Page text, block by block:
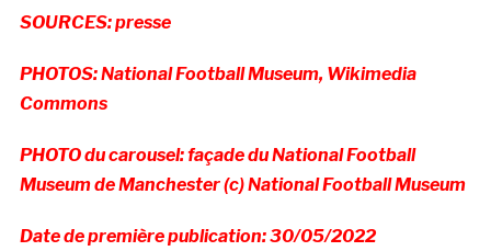
SOURCES: presse
PHOTOS: National Football Museum, Wikimedia
Commons
PHOTO du carousel: façade du National Football
Museum de Manchester (c) National Football Museum
Date de première publication: 30/05/2022